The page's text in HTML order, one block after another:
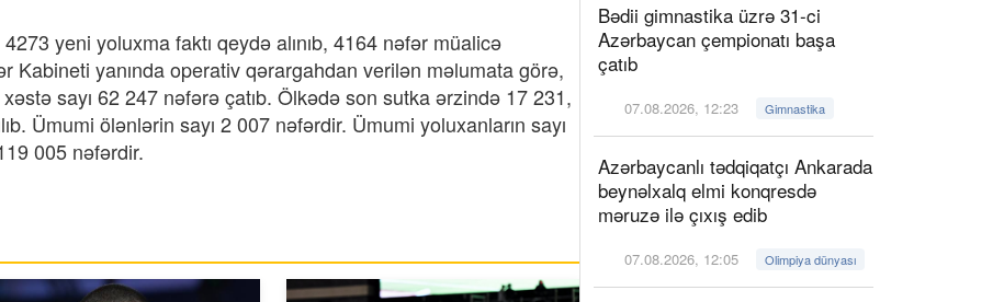
yeni yoluxma faktı qeydə alınıb, 4164 nəfər müalicə
Kabineti yanında operativ qərargahdan verilən məlumata görə,
sayı 62 247 nəfərə çatıb. Ölkədə son sutka ərzində 17 231,
Ümumi ölənlərin sayı 2 007 nəfərdir. Ümumi yoluxanların sayı
005 nəfərdir.
Bədii gimnastika üzrə 31-ci
Azərbaycan çempionatı başa
çatıb
07.08.2026, 12:23 Gimnastika
Azərbaycanlı tədqiqatçı Ankarada
beynəlxalq elmi konqresdə
məruzə ilə çıxış edib
07.08.2026, 12:05 Olimpiya dünyası